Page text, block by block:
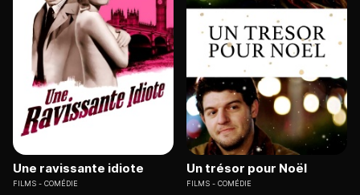
Une ravissante idiote
FILMS COMÉDIE
Un trésor pour Noël
FILMS COMÉDIE